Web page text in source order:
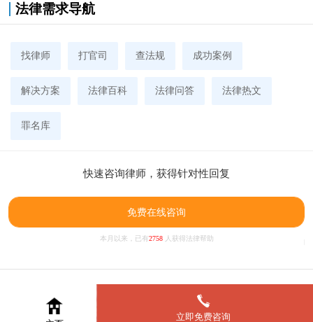
法律需求导航
找律师 打官司 查法规 成功案例
解决方案 法律百科 法律问答 法律热文
罪名库
快速咨询律师，获得针对性回复
免费在线咨询
本月以来，已有2758人获得法律帮助
立即免费咨询